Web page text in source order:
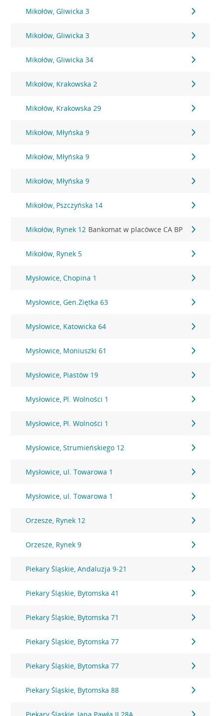
Mikołów, Gliwicka 3
Mikołów, Gliwicka 3
Mikołów, Gliwicka 34
Mikołów, Krakowska 2
Mikołów, Krakowska 29
Mikołów, Młyńska 9
Mikołów, Młyńska 9
Mikołów, Młyńska 9
Mikołów, Pszczyńska 14
Mikołów, Rynek 12 Bankomat w placówce CA BP
Mikołów, Rynek 5
Mysłowice, Chopina 1
Mysłowice, Gen.Ziętka 63
Mysłowice, Katowicka 64
Mysłowice, Moniuszki 61
Mysłowice, Piastów 19
Mysłowice, Pl. Wolności 1
Mysłowice, Pl. Wolności 1
Mysłowice, Strumieńskiego 12
Mysłowice, ul. Towarowa 1
Mysłowice, ul. Towarowa 1
Orzesze, Rynek 12
Orzesze, Rynek 9
Piekary Śląskie, Andaluzja 9-21
Piekary Śląskie, Bytomska 41
Piekary Śląskie, Bytomska 71
Piekary Śląskie, Bytomska 77
Piekary Śląskie, Bytomska 77
Piekary Śląskie, Bytomska 88